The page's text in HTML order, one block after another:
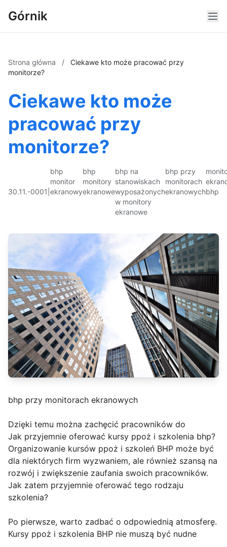
Górnik
Strona główna /
Ciekawe kto może pracować przy
monitorze?
Ciekawe kto może
pracować przy
monitorze?
30.11.-0001
bhp
monitor
ekranowy
bhp
monitory
ekranowe
bhp na
stanowiskach
wyposażonych
w monitory
ekranowe
bhp przy
monitorach
ekranowychbhp
bhp przy monitorach ekranowych
Dzięki temu można zachęcić pracowników do
Jak przyjemnie oferować kursy ppoż i szkolenia bhp?
Organizowanie kursów ppoż i szkoleń BHP może być
dla niektórych firm wyzwaniem, ale również szansą na
rozwój i zwiększenie zaufania swoich pracowników.
Jak zatem przyjemnie oferować tego rodzaju
szkolenia?
Po pierwsze, warto zadbać o odpowiednią atmosferę.
Kursy ppoż i szkolenia BHP nie muszą być nudne